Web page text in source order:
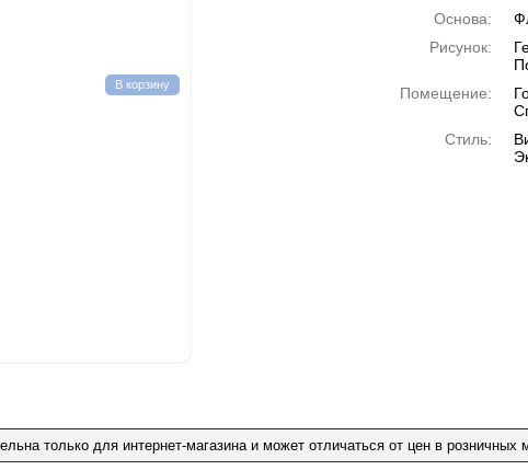
В корзину
Основа:
Рисунок:
Помещение:
Стиль:
только для интернет-магазина и может отличаться от цен в розничных